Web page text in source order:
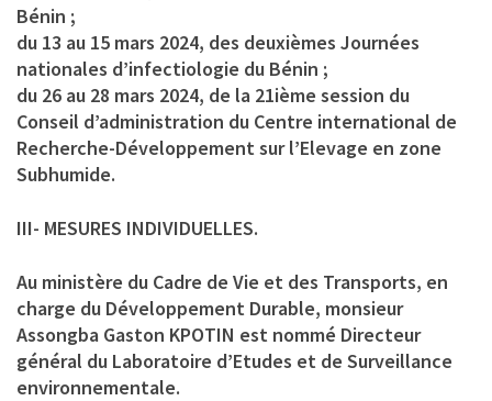
Bénin ;
du 13 au 15 mars 2024, des deuxièmes Journées
nationales d’infectiologie du Bénin ;
du 26 au 28 mars 2024, de la 21ième session du
Conseil d’administration du Centre international de
Recherche-Développement sur l’Elevage en zone
Subhumide.
III- MESURES INDIVIDUELLES.
Au ministère du Cadre de Vie et des Transports, en
charge du Développement Durable, monsieur
Assongba Gaston KPOTIN est nommé Directeur
général du Laboratoire d’Etudes et de Surveillance
environnementale.